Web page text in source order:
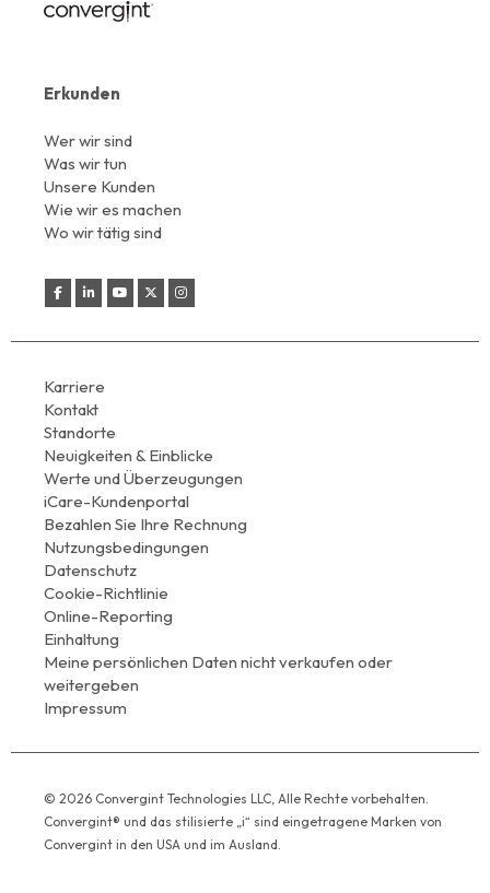
Erkunden
Wer wir sind
Was wir tun
Unsere Kunden
Wie wir es machen
Wo wir tätig sind
Karriere
Kontakt
Standorte
Neuigkeiten & Einblicke
Werte und Überzeugungen
iCare-Kundenportal
Bezahlen Sie Ihre Rechnung
Nutzungsbedingungen
Datenschutz
Cookie-Richtlinie
Online-Reporting
Einhaltung
Meine persönlichen Daten nicht verkaufen oder
weitergeben
Impressum
© 2026 Convergint Technologies LLC, Alle Rechte vorbehalten.
Convergint® und das stilisierte „i“ sind eingetragene Marken von
Convergint in den USA und im Ausland.